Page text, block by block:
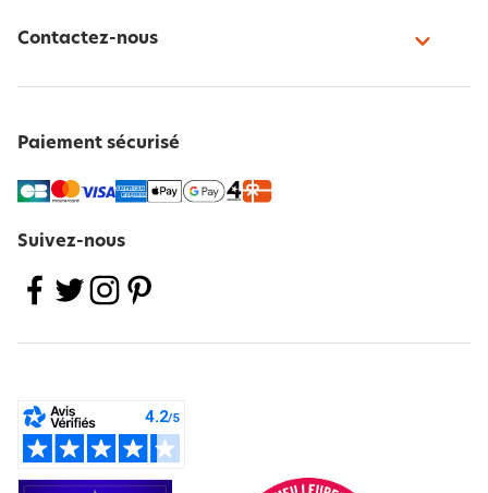
Contactez-nous
Paiement sécurisé
Suivez-nous